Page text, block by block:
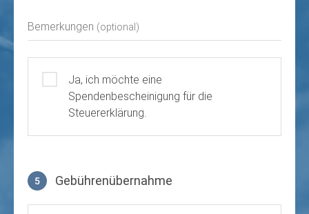
Bemerkungen (optional)
Ja, ich möchte eine
Spendenbescheinigung für die
Steuererklärung.
5 Gebührenübernahme